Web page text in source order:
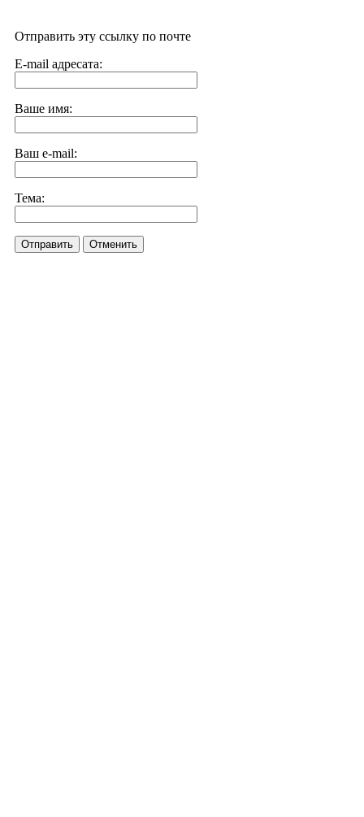
Отправить эту ссылку по почте
E-mail адресата:
Ваше имя:
Ваш e-mail:
Тема:
Отправить Отменить